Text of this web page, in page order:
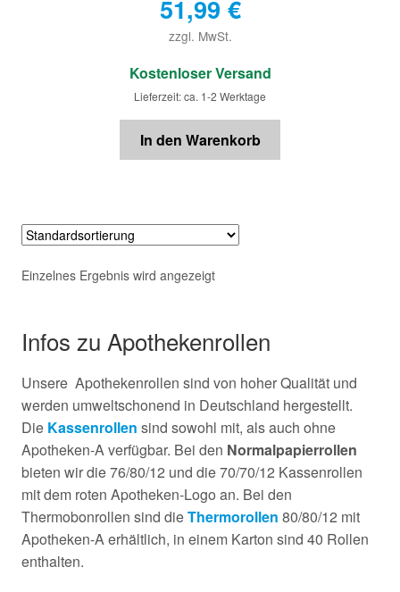
51,99 €
zzgl. MwSt.
€
Kostenloser Versand
Lieferzeit: ca. 1-2 Werktage
In den Warenkorb
Einzelnes Ergebnis wird angezeigt
Infos zu Apothekenrollen
Unsere Apothekenrollen sind von hoher Qualität und
werden umweltschonend in Deutschland hergestellt.
Die Kassenrollen sind sowohl mit, als auch ohne
Apotheken-A verfügbar. Bei den Normalpapierrollen
bieten wir die 76/80/12 und die 70/70/12 Kassenrollen
mit dem roten Apotheken-Logo an. Bei den
Thermobonrollen sind dieThermorollen 80/80/12 mit
Apotheken-A erhältlich, in einem Karton sind 40 Rollen
enthalten.